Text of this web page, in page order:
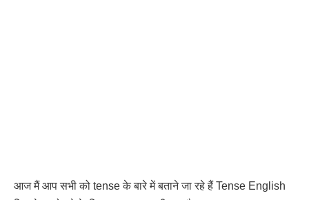
आज मैं आप सभी को tense के बारे में बताने जा रहे हैं Tense English